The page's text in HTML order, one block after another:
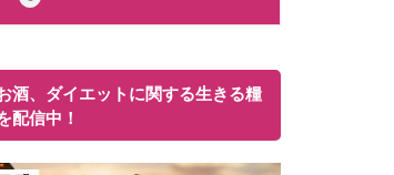
酒、ダイエットに関する生きる糧
配信中！